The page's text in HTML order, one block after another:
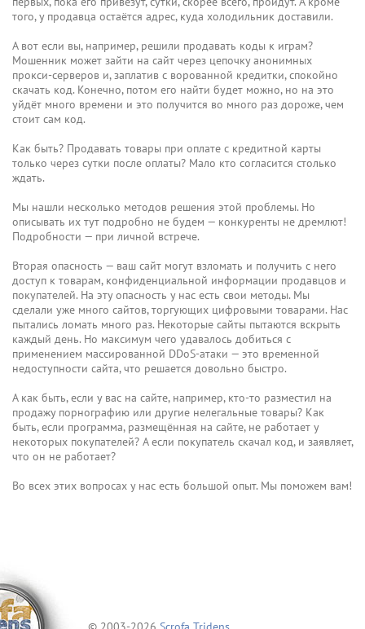
того, у продавца остаётся адрес, куда холодильник доставили.
А вот если вы, например, решили продавать коды к играм?
Мошенник может зайти на сайт через цепочку анонимных
прокси-серверов и, заплатив с ворованной кредитки, спокойно
скачать код. Конечно, потом его найти будет можно, но на это
уйдёт много времени и это получится во много раз дороже, чем
стоит сам код.
Как быть? Продавать товары при оплате с кредитной карты
только через сутки после оплаты? Мало кто согласится столько
ждать.
Мы нашли несколько методов решения этой проблемы. Но
описывать их тут подробно не будем — конкуренты не дремлют!
Подробности — при личной встрече.
Вторая опасность — ваш сайт могут взломать и получить с него
доступ к товарам, конфиденциальной информации продавцов и
покупателей. На эту опасность у нас есть свои методы. Мы
сделали уже много сайтов, торгующих цифровыми товарами. Нас
пытались ломать много раз. Некоторые сайты пытаются вскрыть
каждый день. Но максимум чего удавалось добиться с
применением массированной DDoS-атаки — это временной
недоступности сайта, что решается довольно быстро.
А как быть, если у вас на сайте, например, кто-то разместил на
продажу порнографию или другие нелегальные товары? Как
быть, если программа, размещённая на сайте, не работает у
некоторых покупателей? А если покупатель скачал код, и заявляет,
что он не работает?
Во всех этих вопросах у нас есть большой опыт. Мы поможем вам!